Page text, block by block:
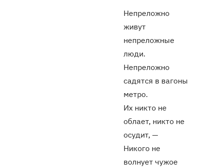
Непреложно
живут
непреложные
люди.
Непреложно
садятся в вагоны
метро.
Их никто не
облает, никто не
осудит, —
Никого не
волнует чужое